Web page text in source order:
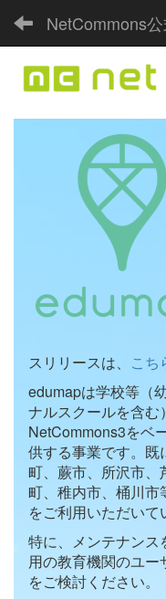
NetCommons
スリリースは、 こち
edumapは学校等（
ナルスクールを含
NetCommons3をベ
供する事業です。
町、蕨市、所沢市、
町、稚内市、桶川
をご利用いただいて
特に、メンテナンス
用の教育機関のユー
をご検討ください。